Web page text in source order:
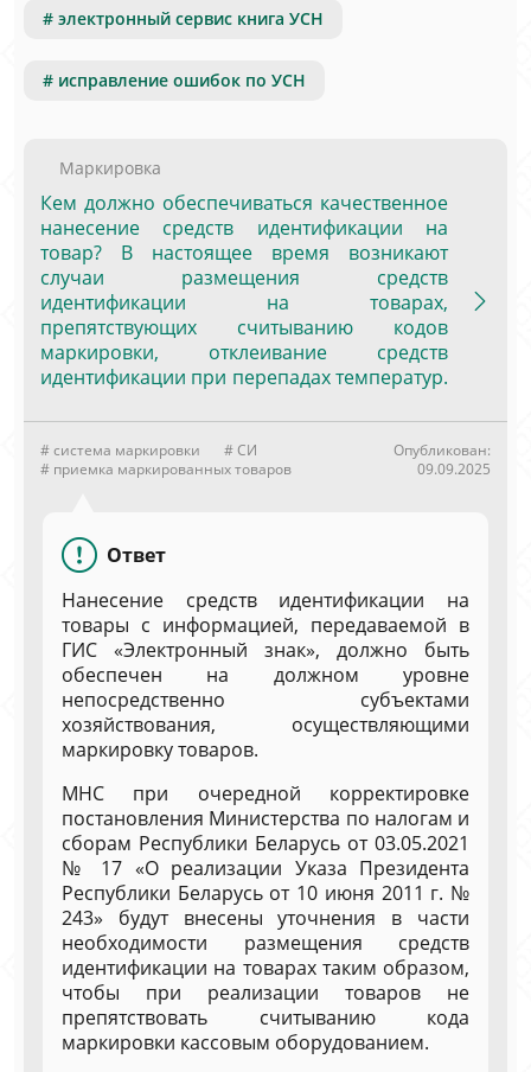
# электронный сервис книга УСН
# исправление ошибок по УСН
Маркировка
Кем должно обеспечиваться качественное
нанесение средств идентификации на
товар? В настоящее время возникают
случаи размещения средств
идентификации на товарах,
препятствующих считыванию кодов
маркировки, отклеивание средств
идентификации при перепадах температур.
# система маркировки
# СИ
# приемка маркированных товаров
Опубликован:
09.09.2025
Ответ
Нанесение средств идентификации на
товары с информацией, передаваемой в
ГИС «Электронный знак», должно быть
обеспечен на должном уровне
непосредственно субъектами
хозяйствования, осуществляющими
маркировку товаров.
МНС при очередной корректировке
постановления Министерства по налогам и
сборам Республики Беларусь от 03.05.2021
№ 17 «О реализации Указа Президента
Республики Беларусь от 10 июня 2011 г. №
243» будут внесены уточнения в части
необходимости размещения средств
идентификации на товарах таким образом,
чтобы при реализации товаров не
препятствовать считыванию кода
маркировки кассовым оборудованием.